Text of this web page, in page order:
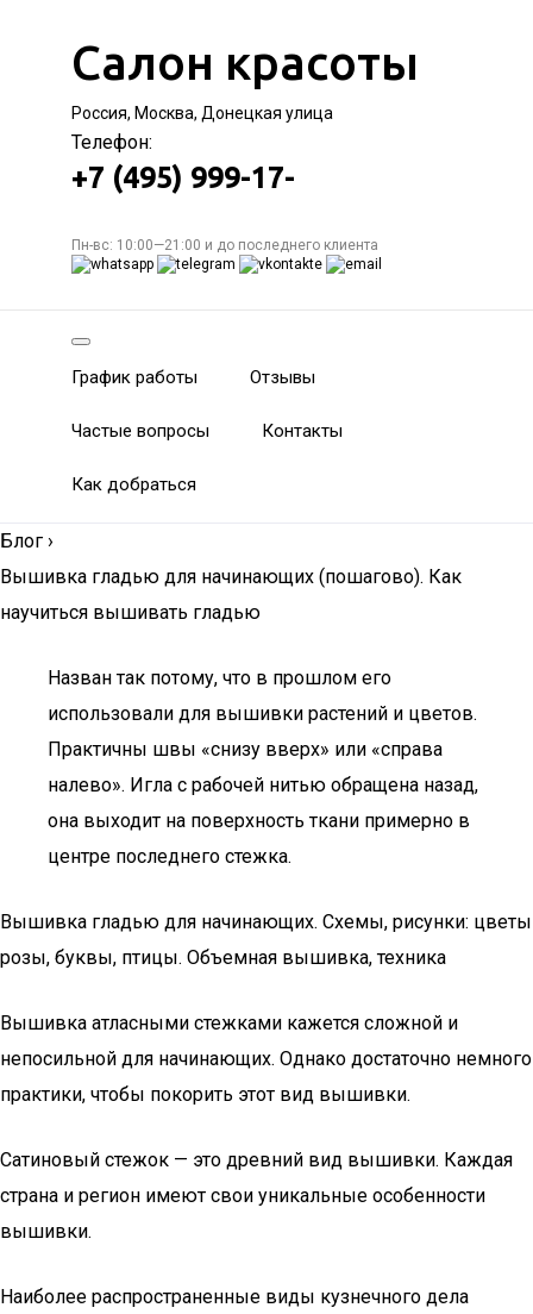
Салон красоты
Россия, Москва, Донецкая улица
Телефон:
+7 (495) 999-17-
Пн-вс: 10:00—21:00 и до последнего клиента
График работы Отзывы
Частые вопросы Контакты
Как добраться
Блог ›
Вышивка гладью для начинающих (пошагово). Как
научиться вышивать гладью
Назван так потому, что в прошлом его
использовали для вышивки растений и цветов.
Практичны швы «снизу вверх» или «справа
налево». Игла с рабочей нитью обращена назад,
она выходит на поверхность ткани примерно в
центре последнего стежка.
Вышивка гладью для начинающих. Схемы, рисунки: цветы
розы, буквы, птицы. Объемная вышивка, техника
Вышивка атласными стежками кажется сложной и
непосильной для начинающих. Однако достаточно немного
практики, чтобы покорить этот вид вышивки.
Сатиновый стежок — это древний вид вышивки. Каждая
страна и регион имеют свои уникальные особенности
вышивки.
Наиболее распространенные виды кузнечного дела